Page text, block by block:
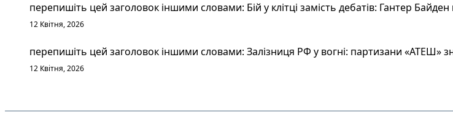
перепишіть цей заголовок іншими словами: Бій у клітці замість дебатів: Гантер
12 Квітня, 2026
перепишіть цей заголовок іншими словами: Залізниця РФ у вогні: партизани «АТЕШ»
12 Квітня, 2026